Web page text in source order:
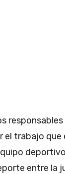
el trabajo que
deportivo
entre la